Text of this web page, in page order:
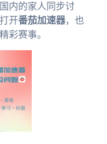
内的家人同步讨
开番茄加速器，也
彩赛事。